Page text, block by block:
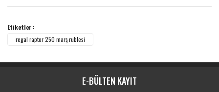
Etiketler :
regal raptor 250 marş rublesi
E-BÜLTEN KAYIT